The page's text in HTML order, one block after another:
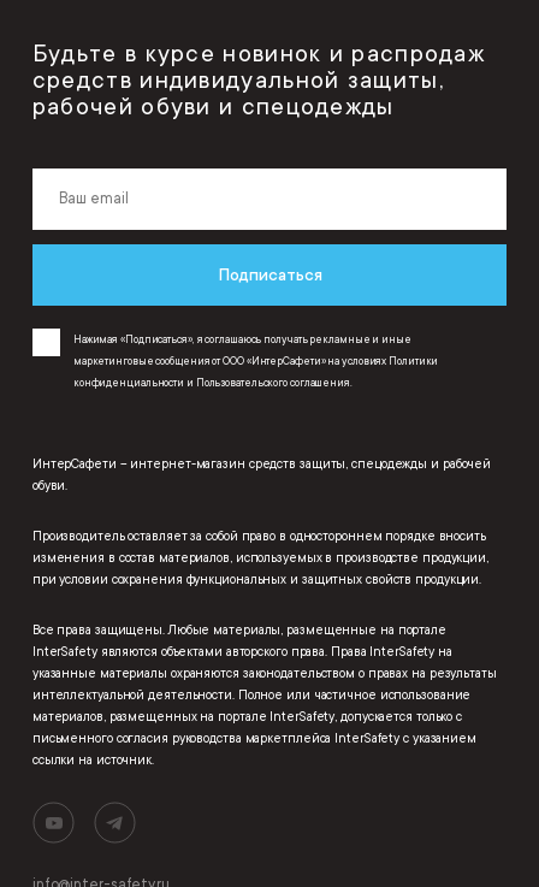
Будьте в курсе новинок и распродаж
средств индивидуальной защиты,
рабочей обуви и спецодежды
Подписаться
Нажимая «Подписаться», я соглашаюсь получать рекламные и иные
маркетинговые сообщения от ООО «ИнтерСафети» на условиях Политики
конфиденциальности и Пользовательского соглашения.
ИнтерСафети – интернет-магазин средств защиты, спецодежды и рабочей
обуви.
Производитель оставляет за собой право в одностороннем порядке вносить
изменения в состав материалов, используемых в производстве продукции,
при условии сохранения функциональных и защитных свойств продукции.
Все права защищены. Любые материалы, размещенные на портале
InterSafety являются объектами авторского права. Права InterSafety на
указанные материалы охраняются законодательством о правах на результаты
интеллектуальной деятельности. Полное или частичное использование
материалов, размещенных на портале InterSafety, допускается только с
письменного согласия руководства маркетплейса InterSafety с указанием
ссылки на источник.